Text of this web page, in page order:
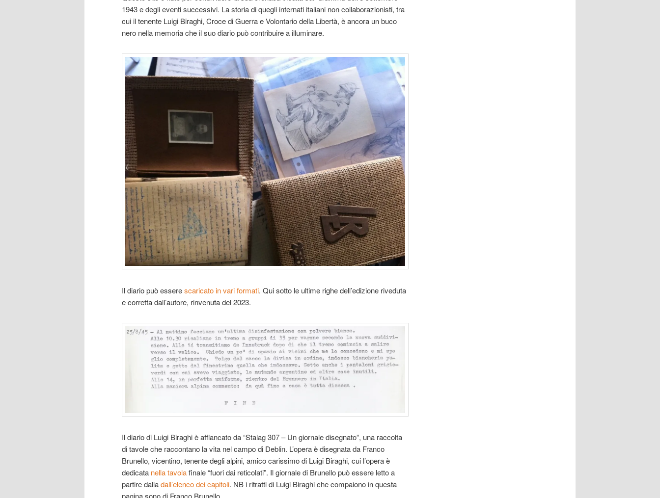
1943 e degli eventi successivi. La storia di quegli internati italiani non collaborazionisti, tra
cui il tenente Luigi Biraghi, Croce di Guerra e Volontario della Libertà, è ancora un buco
nero nella memoria che il suo diario può contribuire a illuminare.
Il diario può esserescaricato in vari formati. Qui sotto le ultime righe dell’edizione riveduta
e corretta dall’autore, rinvenuta del 2023.
Il diario di Luigi Biraghi è affiancato da “Stalag 307 – Un giornale disegnato”, una raccolta
di tavole che raccontano la vita nel campo di Deblin. L’opera è disegnata da Franco
Brunello, vicentino, tenente degli alpini, amico carissimo di Luigi Biraghi, cui l’opera è
dedicata nella tavolafinale “fuori dai reticolati”. Il giornale di Brunello può essere letto a
partire dalladall’elenco dei capitoli. NB i ritratti di Luigi Biraghi che compaiono in questa
pagina sono di Franco Brunello.